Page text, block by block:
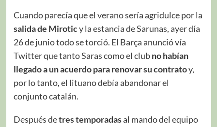
Cuando parecía que el verano sería agridulce por la
salida de Miroticy la estancia de Sarunas, ayer día
26 de junio todo se torció. El Barça anunció vía
Twitter que tanto Saras como el clubno habían
llegado a un acuerdo para renovar su contratoy,
por lo tanto, el lituano debía abandonar el
conjunto catalán.
Después detres temporadasal mando del equipo